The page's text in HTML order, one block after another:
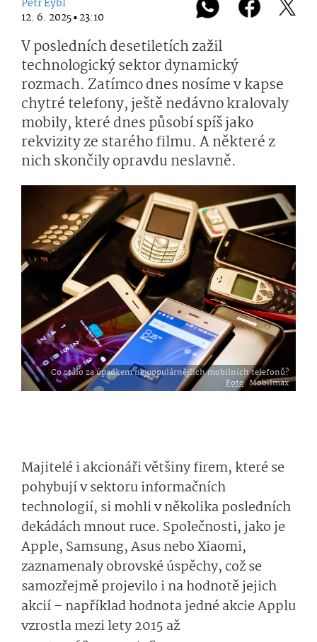
Petr Eybl
12. 6. 2025 ▪ 23:10
V posledních desetiletích zažil
technologický sektor dynamický
rozmach. Zatímco dnes nosíme v kapse
chytré telefony, ještě nedávno kralovaly
mobily, které dnes působí spíš jako
rekvizity ze starého filmu. A některé z
nich skončily opravdu neslavně.
Co stálo za úpadkem nejpopulárnějších mobilních telefonů?
Foto: Mobilmax
Majitelé i akcionáři většiny firem, které se
pohybují v sektoru informačních
technologií, si mohli v několika posledních
dekádách mnout ruce. Společnosti, jako je
Apple, Samsung, Asus nebo Xiaomi,
zaznamenaly obrovské úspěchy, což se
samozřejmě projevilo i na hodnotě jejich
akcií – například hodnota jedné akcie Applu
vzrostla mezi lety 2015 až